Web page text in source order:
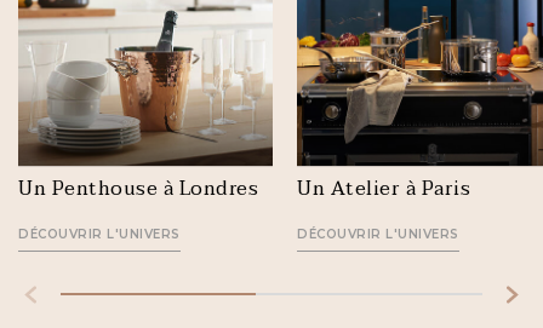
Un Penthouse à Londres
DÉCOUVRIR L'UNIVERS
Un Atelier à Paris
DÉCOUVRIR L'UNIVERS